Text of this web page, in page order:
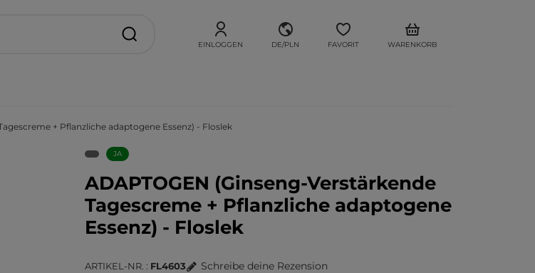
EINLOGGEN DE/PLN FAVORIT WARENKORB
+ Pflanzliche adaptogene Essenz) - Floslek
JA
ADAPTOGEN (Ginseng-Verstärkende
Tagescreme + Pflanzliche adaptogene
Essenz) - Floslek
ARTIKEL-NR. FL4603 Schreibe deine Rezension